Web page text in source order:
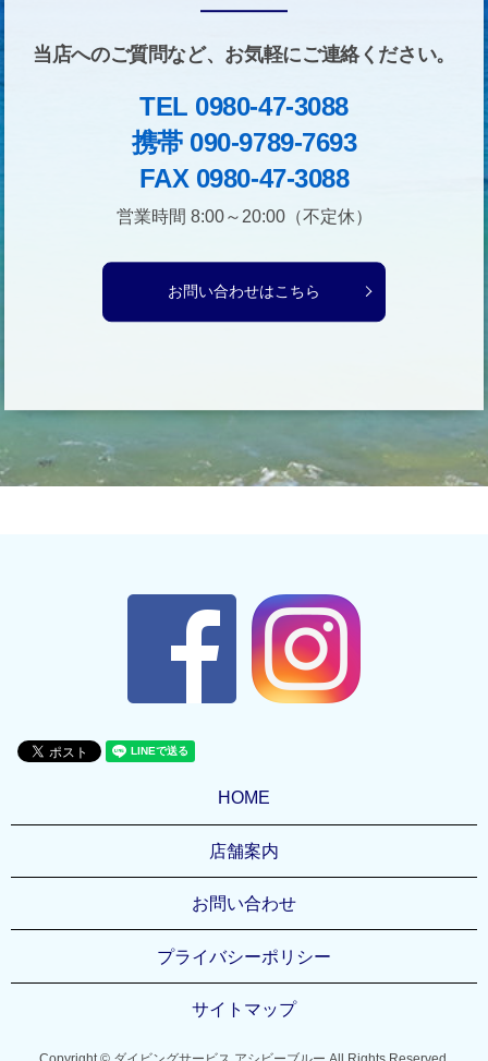
当店へのご質問など、お気軽にご連絡ください。
TEL 0980-47-3088
携帯 090-9789-7693
FAX 0980-47-3088
営業時間 8:00～20:00（不定休）
お問い合わせはこちら
HOME
店舗案内
お問い合わせ
プライバシーポリシー
サイトマップ